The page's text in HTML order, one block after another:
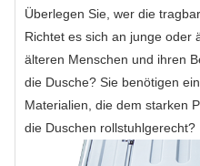
Überlegen Sie, wer die
Richtet es sich an junge oder
älteren Menschen und ihren
die Dusche? Sie benötigen
Materialien, die dem starken
die Duschen rollstuhlgerecht?